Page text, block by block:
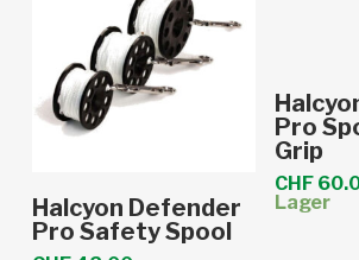
Ausführung
wählen
Produkt
weist
Halcyon Defender
Pro Safety Spool
Produkt
weist
mehrere
Varianten
Pro
Grip
CHF
Lager